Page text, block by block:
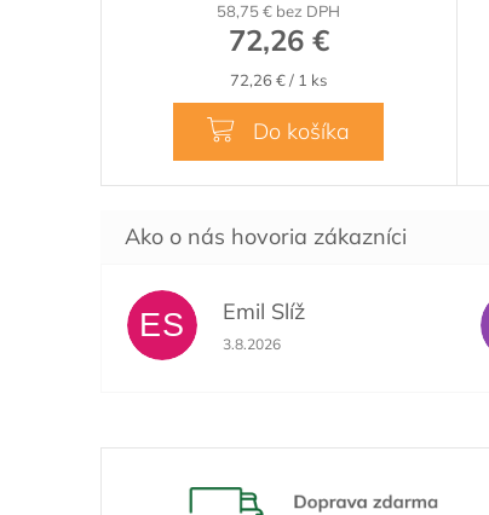
58,75 € bez DPH
72,26 €
Jednotková
cena:
72,26 € / 1 ks
Do košíka
ES Emil Slíž
Hodnotenie obchodu je 5 z 5
3.8.2026